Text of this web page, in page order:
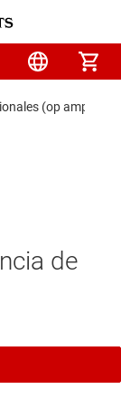
(op amps)
de